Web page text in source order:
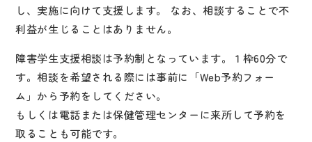
し、実施に向けて支援します。 なお、相談することで不
利益が生じることはありません。
障害学生支援相談は予約制となっています。１枠60分で
す。相談を希望される際には事前に「Web予約フォー
ム」から予約をしてください。
もしくは電話または保健管理センターに来所して予約を
取ることも可能です。